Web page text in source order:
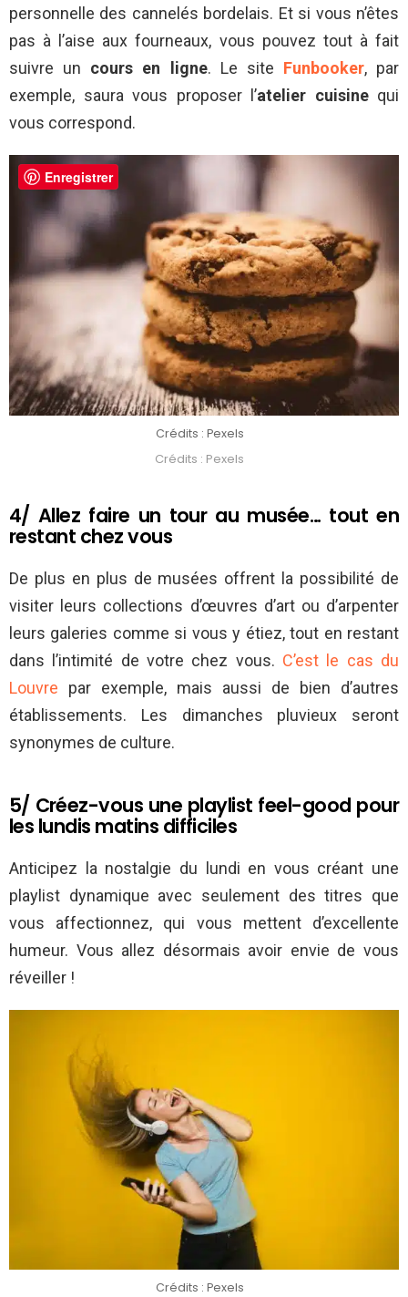
personnelle des cannelés bordelais. Et si vous n’êtes
pas à l’aise aux fourneaux, vous pouvez tout à fait
suivre un cours en ligne. Le site Funbooker, par
exemple, saura vous proposer l’atelier cuisinequi
vous correspond.
Crédits : Pexels
Crédits : Pexels
4/ Allez faire un tour au musée… tout en
restant chez vous
De plus en plus de musées offrent la possibilité de
visiter leurs collections d’œuvres d’art ou d’arpenter
leurs galeries comme si vous y étiez, tout en restant
dans l’intimité de votre chez vous. C’est le cas du
Louvre par exemple, mais aussi de bien d’autres
établissements. Les dimanches pluvieux seront
synonymes de culture.
5/ Créez-vous une playlist feel-good pour
les lundis matins difficiles
Anticipez la nostalgie du lundi en vous créant une
playlist dynamique avec seulement des titres que
vous affectionnez, qui vous mettent d’excellente
humeur. Vous allez désormais avoir envie de vous
réveiller !
Crédits : Pexels
Enregistrer